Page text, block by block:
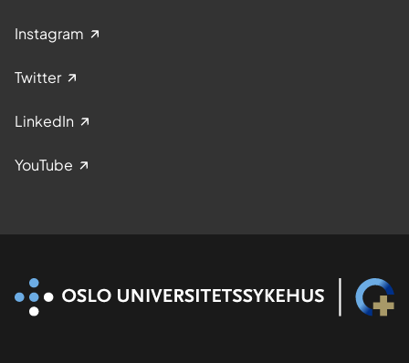
Instagram
Twitter
LinkedIn
YouTube